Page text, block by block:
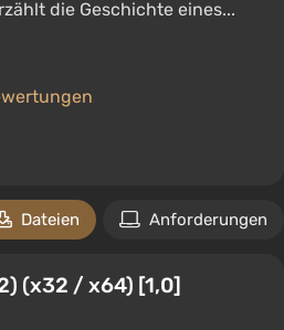
die Geschichte eines...
Dateien Anforderungen
(x32 / x64) [1,0]